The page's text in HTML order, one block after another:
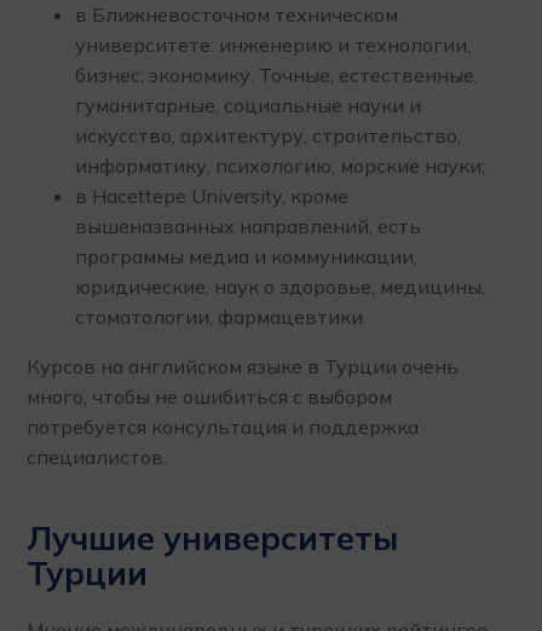
в Ближневосточном техническом
университете: инженерию и технологии,
бизнес, экономику. Точные, естественные,
гуманитарные, социальные науки и
искусство, архитектуру, строительство,
информатику, психологию, морские науки;
в Hacettepe University, кроме
вышеназванных направлений, есть
программы медиа и коммуникации,
юридические, наук о здоровье, медицины,
стоматологии, фармацевтики.
Курсов на английском языке в Турции очень
много, чтобы не ошибиться с выбором
потребуется консультация и поддержка
специалистов.
Лучшие университеты
Турции